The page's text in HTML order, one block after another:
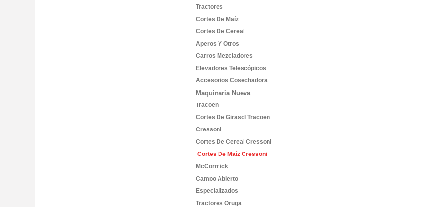
Tractores
Cortes De Maíz
Cortes De Cereal
Aperos Y Otros
Carros Mezcladores
Elevadores Telescópicos
Accesorios Cosechadora
Maquinaria Nueva
Tracoen
Cortes De Girasol Tracoen
Cressoni
Cortes De Cereal Cressoni
Cortes De Maíz Cressoni
McCormick
Campo Abierto
Especializados
Tractores Oruga